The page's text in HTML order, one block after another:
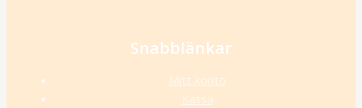
Snabblänkar
Mitt konto
Kassa